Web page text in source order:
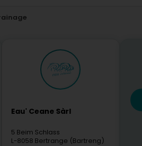
Eau' Ceane Sàrl
5 Beim Schlass
L-8058 Bertrange (Bartreng)